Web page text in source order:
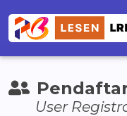
User